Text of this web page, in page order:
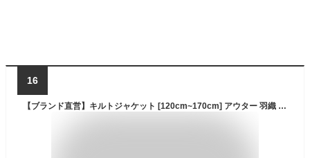
16
【ブランド直営】キルトジャケット [120cm~170cm] アウター 羽織 軽い 中綿 軽アウター キッズ 秋 冬 男の子 女の子 カジュアル 通学 小学生 中学生 KRIFF MAYER KIDS クリフメイヤーキッズ【2023FW】